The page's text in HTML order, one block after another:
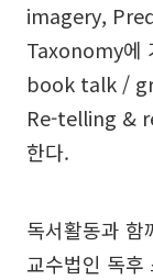
imagery,
Taxonomy에
book talk /
Re-telling &
한다.
독서활동과 함
교수법인 독후